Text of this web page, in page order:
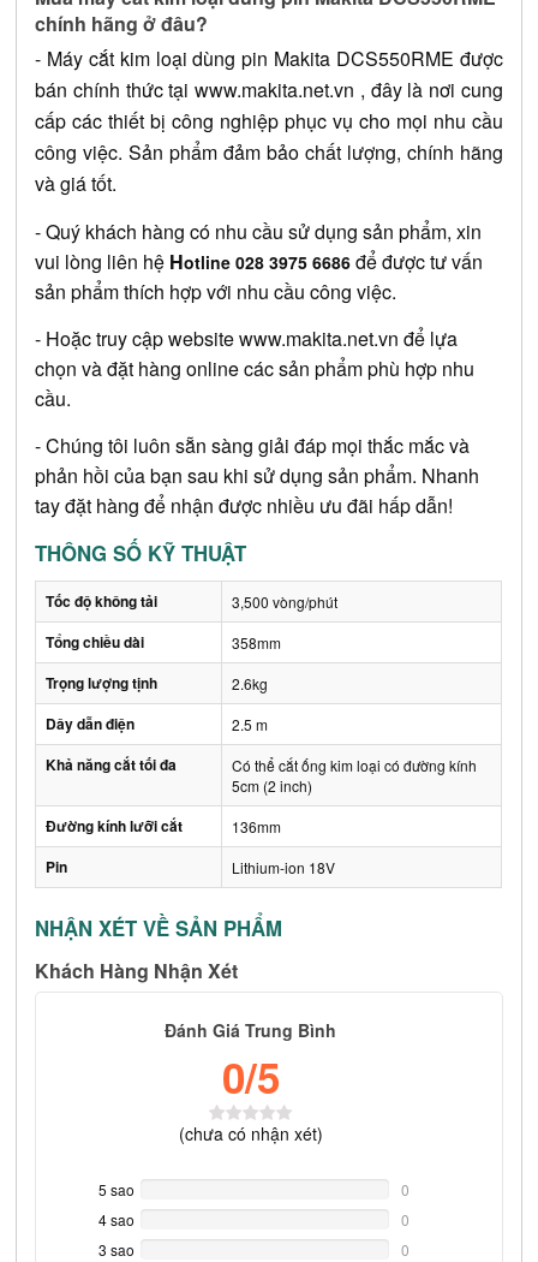
chính hãng ở đâu?
- Máy cắt kim loại dùng pin Makita DCS550RME được
bán chính thức tại www.makita.net.vn , đây là nơi cung
cấp các thiết bị công nghiệp phục vụ cho mọi nhu cầu
công việc. Sản phẩm đảm bảo chất lượng, chính hãng
và giá tốt.
- Quý khách hàng có nhu cầu sử dụng sản phẩm, xin
vui lòng liên hệ Hotline 028 3975 6686 để được tư vấn
sản phẩm thích hợp với nhu cầu công việc.
- Hoặc truy cập websitewww.makita.net.vn để lựa
chọn và đặt hàng online các sản phẩm phù hợp nhu
cầu.
- Chúng tôi luôn sẵn sàng giải đáp mọi thắc mắc và
phản hồi của bạn sau khi sử dụng sản phẩm. Nhanh
tay đặt hàng để nhận được nhiều ưu đãi hấp dẫn!
THÔNG SỐ KỸ THUẬT
Tốc độ không tải 3,500 vòng/phút
Tổng chiều dài 358mm
Trọng lượng tịnh 2.6kg
Dây dẫn điện 2.5 m
Khả năng cắt tối đa
Có thể cắt ống kim loại có đường kính
5cm (2 inch)
Đường kính lưỡi cắt 136mm
Pin Lithium-ion 18V
NHẬN XÉT VỀ SẢN PHẨM
Khách Hàng Nhận Xét
Đánh Giá Trung Bình
0/5
(chưa có nhận xét)
5 sao
Complete
0
4 sao
Complete
0
3 sao
0